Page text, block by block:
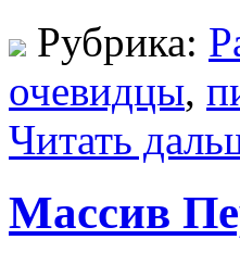
Рубрика:
очевидцы,
Читать
Массив